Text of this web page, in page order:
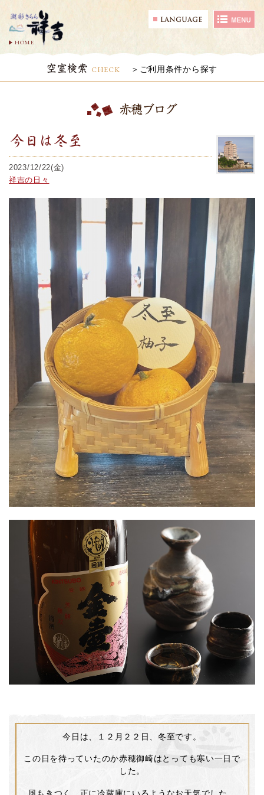
HOME
空室検索 CHECK ご利用条件から探す
赤穂ブログ
今日は冬至
2023/12/22(金)
祥吉の日々
今日は、１２月２２日、冬至です。
この日を待っていたのか赤穂御崎はとっても寒い一日で
した。